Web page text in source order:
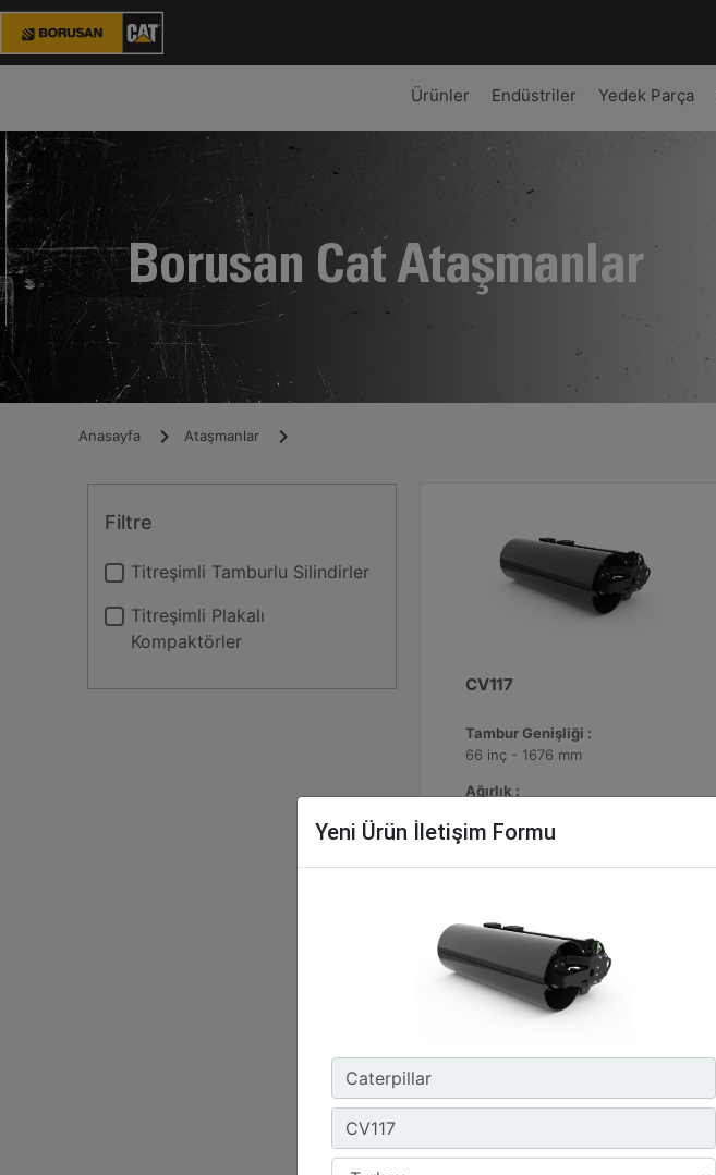
Ürünler Endüstriler Yedek Parça
Borusan Cat Ataşmanlar
Anasayfa Ataşmanlar
Filtre
Titreşimli Tamburlu Silindirler
Titreşimli Plakalı
Kompaktörler
CV117
Tambur Genişliği :
66 inç - 1676 mm
Ağırlık :
Standart Akış
Detay
Yeni Ürün İletişim Formu